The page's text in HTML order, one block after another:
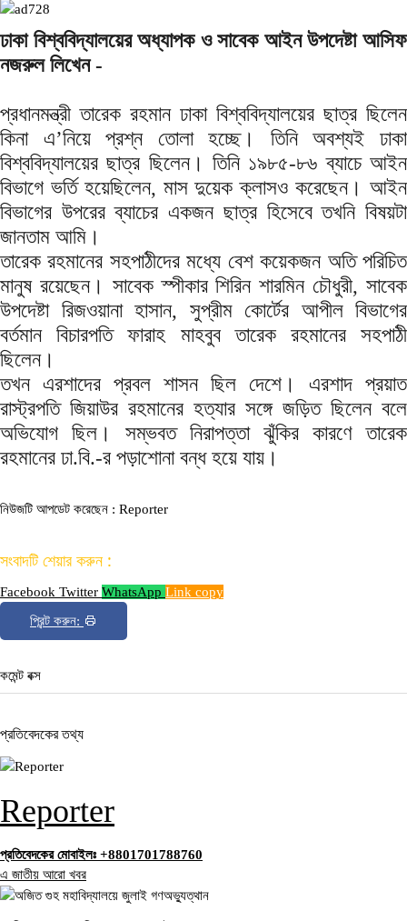
ঢাকা বিশ্ববিদ্যালয়ের অধ্যাপক ও সাবেক আইন উপদেষ্টা আসিফ
নজরুল লিখেন -
প্রধানমন্ত্রী তারেক রহমান ঢাকা বিশ্ববিদ্যালয়ের ছাত্র ছিলেন
কিনা এ’নিয়ে প্রশ্ন তোলা হচ্ছে। তিনি অবশ্যই ঢাকা
বিশ্ববিদ্যালয়ের ছাত্র ছিলেন। তিনি ১৯৮৫-৮৬ ব্যাচে আইন
বিভাগে ভর্তি হয়েছিলেন, মাস দুয়েক ক্লাসও করেছেন। আইন
বিভাগের উপরের ব্যাচের একজন ছাত্র হিসেবে তখনি বিষয়টা
জানতাম আমি।
তারেক রহমানের সহপাঠীদের মধ্যে বেশ কয়েকজন অতি পরিচিত
মানুষ রয়েছেন। সাবেক স্পীকার শিরিন শারমিন চৌধুরী, সাবেক
উপদেষ্টা রিজওয়ানা হাসান, সুপ্রীম কোর্টের আপীল বিভাগের
বর্তমান বিচারপতি ফারাহ মাহবুব তারেক রহমানের সহপাঠী
ছিলেন।
তখন এরশাদের প্রবল শাসন ছিল দেশে। এরশাদ প্রয়াত
রাস্ট্রপতি জিয়াউর রহমানের হত্যার সঙ্গে জড়িত ছিলেন বলে
অভিযোগ ছিল। সম্ভবত নিরাপত্তা ঝুঁকির কারণে তারেক
রহমানের ঢা.বি.-র পড়াশোনা বন্ধ হয়ে যায়।
নিউজটি আপডেট করেছেন : Reporter
সংবাদটি শেয়ার করুন :
Facebook Twitter WhatsApp Link copy
প্রিন্ট করুন:
কমেন্ট বক্স
প্রতিবেদকের তথ্য
Reporter
প্রতিবেদকের মোবাইলঃ +8801701788760
এ জাতীয় আরো খবর